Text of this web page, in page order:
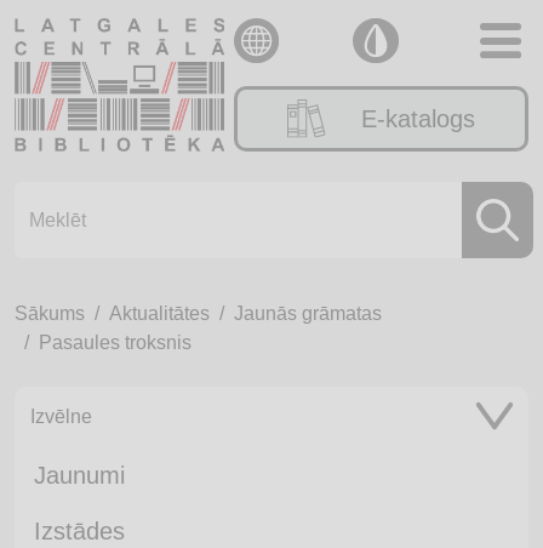
E-katalogs
Sākums Aktualitātes
Jaunās grāmatas
Pasaules troksnis
Izvēlne
Jaunumi
Izstādes